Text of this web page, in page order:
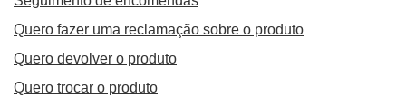
Quero fazer uma reclamação sobre o produto
Quero devolver o produto
Quero trocar o produto